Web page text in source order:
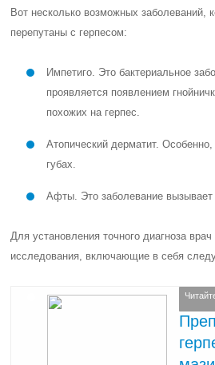
Вот несколько возможных заболеваний,
перепутаны с герпесом:
Импетиго. Это бактериальное
проявляется появлением
похожих на герпес.
Атопический дерматит.
губах.
Афты. Это заболевание вызывает
Для установления точного диагноза
исследования, включающие в себя